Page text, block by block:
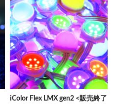
iColor Flex LMX gen2 <販売終了